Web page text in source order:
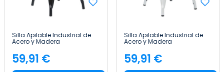
Silla Apilable Industrial de
Acero y Madera
Precio
59,91 €
Silla Apilable Industrial de
Acero y Madera
Precio
59,91 €